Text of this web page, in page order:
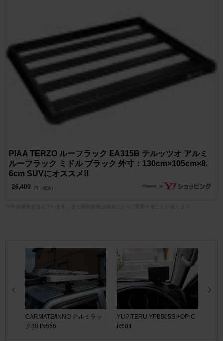
PIAA TERZO ルーフラック EA315B テルッツオ アルミ
ルーフラック ミドル ブラック 外寸：130cm×105cm×8.
6cm SUVにオススメ!!
26,400 円 （税込）
CARMATE/INNO アルミラッ
ク80 IN556
YUPITERU YPB505SI+OP-C
R50II